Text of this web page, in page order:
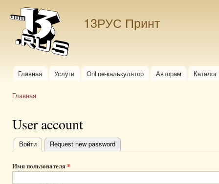
13РУС Принт
Главное меню
Главная Услуги Online-калькулятор Авторам
Главная
User account
Главные
вкладки
Войти (активная вкладка)
Request new password
Имя пользователя*